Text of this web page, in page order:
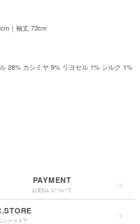
｜袖丈 73cm
28% カシミヤ 9% リヨセル 1% シルク 1%
PAYMENT
お支払いについて
シーストア